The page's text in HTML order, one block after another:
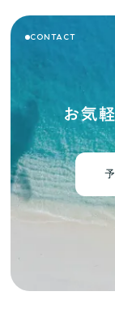
CONTACT
お気